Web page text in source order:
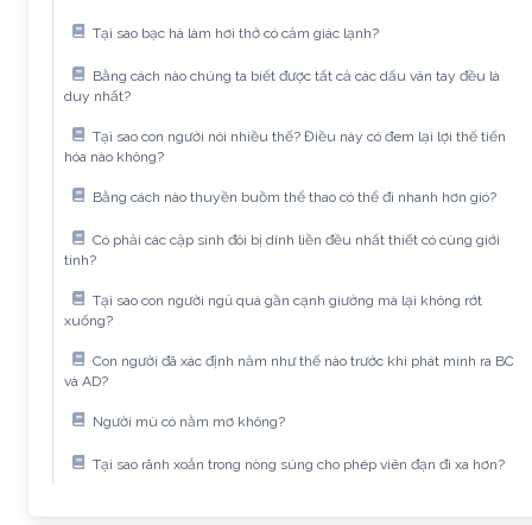
Tại sao bạc hà làm hơi thở có cảm giác lạnh?
Bằng cách nào chúng ta biết được tất cả các dấu vân tay đều là
duy nhất?
Tại sao con người nói nhiều thế? Điều này có đem lại lợi thế tiến
hóa nào không?
Bằng cách nào thuyền buồm thể thao có thể đi nhanh hơn gió?
Có phải các cặp sinh đôi bị dính liền đều nhất thiết có cùng giới
tính?
Tại sao con người ngủ quá gần cạnh giường mà lại không rớt
xuống?
Con người đã xác định năm như thế nào trước khi phát minh ra BC
và AD?
Người mù có nằm mơ không?
Tại sao rãnh xoắn trong nòng súng cho phép viên đạn đi xa hơn?